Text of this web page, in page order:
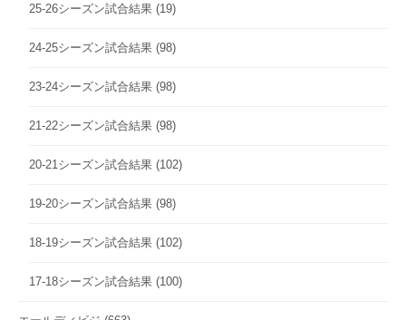
25-26シーズン試合結果 (19)
24-25シーズン試合結果 (98)
23-24シーズン試合結果 (98)
21-22シーズン試合結果 (98)
20-21シーズン試合結果 (102)
19-20シーズン試合結果 (98)
18-19シーズン試合結果 (102)
17-18シーズン試合結果 (100)